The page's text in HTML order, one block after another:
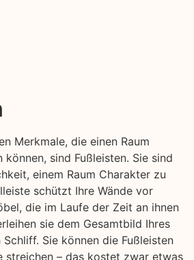
Merkmale, die einen Raum
sind Fußleisten. Sie sind
einem Raum Charakter zu
schützt Ihre Wände vor
die im Laufe der Zeit an ihnen
sie dem Gesamtbild Ihres
Sie können die Fußleisten
streichen – das kostet zwar etwas